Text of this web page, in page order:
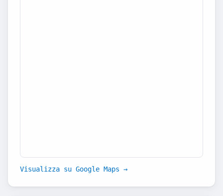
Visualizza su Google Maps →